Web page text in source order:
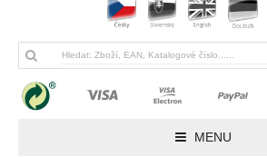
MENU